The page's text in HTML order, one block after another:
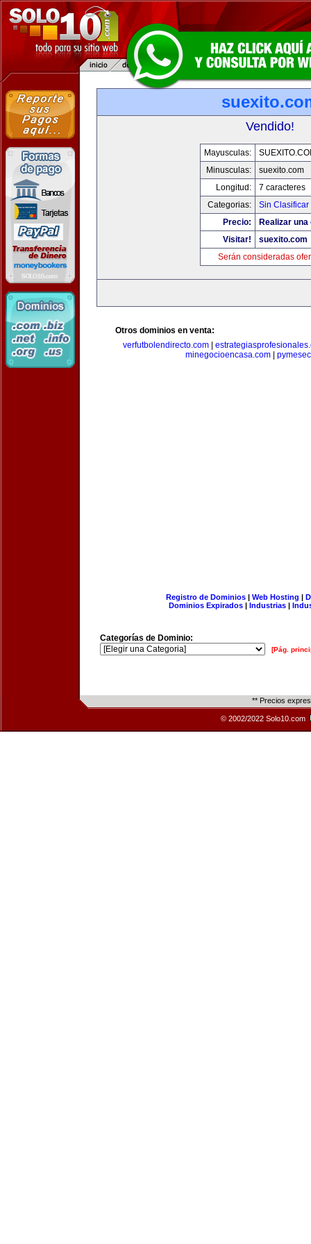
Vendido!
Mayusculas:
Minusculas:
suexito.com
Longitud:
7 caracteres
Categorias:
Sin Clasificar
Precio:
Realizar
Visitar!
suexito.com
Serán consideradas
Otros dominios en venta:
verfutbolendirecto.com
minegocioencasa.com
Registro de Dominios| Web Hosting |
Dominios Expirados | Industrias |
Categorías de Dominio:
[Pág.
** Precios
© 2002/2022 Solo10.com